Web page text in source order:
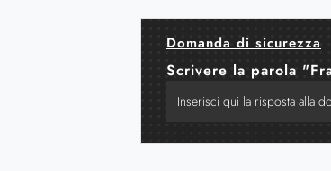
Domanda di sicurezza
Scrivere la parola